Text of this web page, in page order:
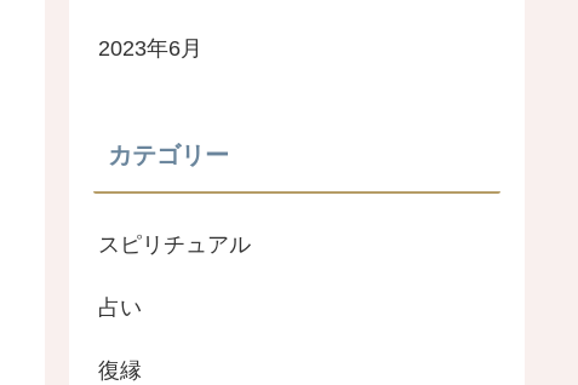
2023年6月
カテゴリー
スピリチュアル
占い
復縁